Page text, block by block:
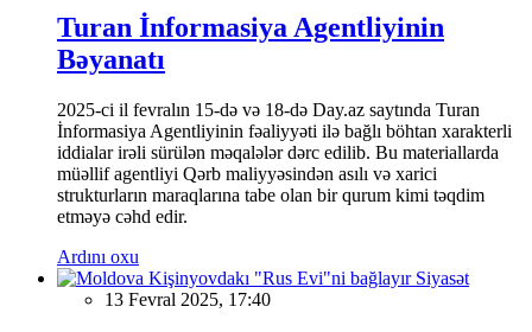
Turan İnformasiya Agentliyinin
Bəyanatı
2025-ci il fevralın 15-də və 18-də Day.az saytında Turan
İnformasiya Agentliyinin fəaliyyəti ilə bağlı böhtan xarakterli
iddialar irəli sürülən məqalələr dərc edilib. Bu materiallarda
müəllif agentliyi Qərb maliyyəsindən asılı və xarici
strukturların maraqlarına tabe olan bir qurum kimi təqdim
etməyə cəhd edir.
Ardını oxu
Siyasət
13 Fevral 2025, 17:40